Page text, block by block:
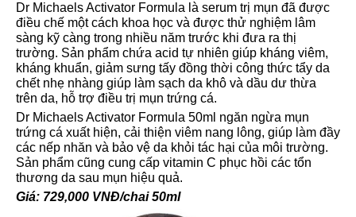
Dr Michaels Activator Formula là serum trị mụn đã được
điều chế một cách khoa học và được thử nghiệm lâm
sàng kỹ càng trong nhiều năm trước khi đưa ra thị
trường. Sản phẩm chứa acid tự nhiên giúp kháng viêm,
kháng khuẩn, giảm sưng tấy đồng thời công thức tẩy da
chết nhẹ nhàng giúp làm sạch da khô và dầu dư thừa
trên da, hỗ trợ điều trị mụn trứng cá.
Dr Michaels Activator Formula 50ml ngăn ngừa mụn
trứng cá xuất hiện, cải thiện viêm nang lông, giúp làm đầy
các nếp nhăn và bảo vệ da khỏi tác hại của môi trường.
Sản phẩm cũng cung cấp vitamin C phục hồi các tổn
thương da sau mụn hiệu quả.
Giá: 729,000 VNĐ/chai 50ml